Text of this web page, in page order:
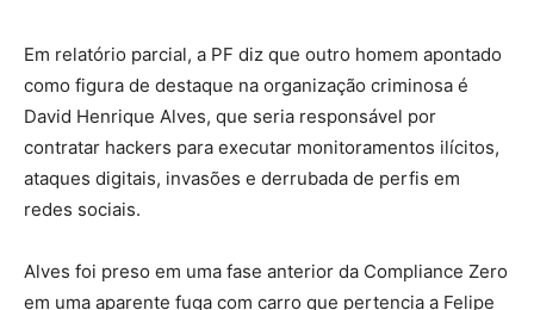
Em relatório parcial, a PF diz que outro homem apontado
como figura de destaque na organização criminosa é
David Henrique Alves, que seria responsável por
contratar hackers para executar monitoramentos ilícitos,
ataques digitais, invasões e derrubada de perfis em
redes sociais.
Alves foi preso em uma fase anterior da Compliance Zero
em uma aparente fuga com carro que pertencia a Felipe